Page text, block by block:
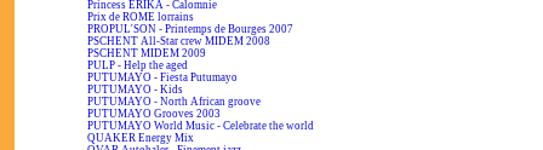
Princess ERIKA - Calomnie
Prix de ROME lorrains
PROPUL'SON - Printemps de Bourges 2007
PSCHENT All-Star crew MIDEM 2008
PSCHENT MIDEM 2009
PULP - Help the aged
PUTUMAYO - Fiesta Putumayo
PUTUMAYO - Kids
PUTUMAYO - North African groove
PUTUMAYO Grooves 2003
PUTUMAYO World Music - Celebrate the world
QUAKER Energy Mix